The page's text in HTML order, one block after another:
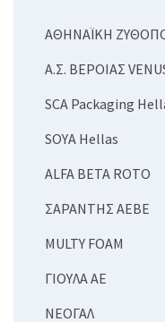
ΑΘΗΝΑΪΚΗ
Α.Σ. ΒΕΡΟΙΑΣ
SCA Packaging
SOYA Hellas
ALFA BETA ROTO
ΣΑΡΑΝΤΗΣ ΑΕΒΕ
MULTΥ FOAM
ΓΙΟΥΛΑ ΑΕ
ΝΕΟΓΑΛ